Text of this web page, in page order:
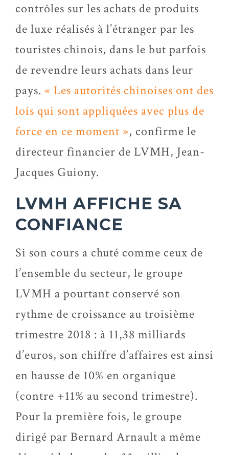
contrôles sur les achats de produits
de luxe réalisés à l’étranger par les
touristes chinois, dans le but parfois
de revendre leurs achats dans leur
pays. « Les autorités chinoises ont des
lois qui sont appliquées avec plus de
force en ce moment », confirme le
directeur financier de LVMH, Jean-
Jacques Guiony.
LVMH AFFICHE SA
CONFIANCE
Si son cours a chuté comme ceux de
l’ensemble du secteur, le groupe
LVMH a pourtant conservé son
rythme de croissance au troisième
trimestre 2018 : à 11,38 milliards
d’euros, son chiffre d’affaires est ainsi
en hausse de 10% en organique
(contre +11% au second trimestre).
Pour la première fois, le groupe
dirigé par Bernard Arnault a même